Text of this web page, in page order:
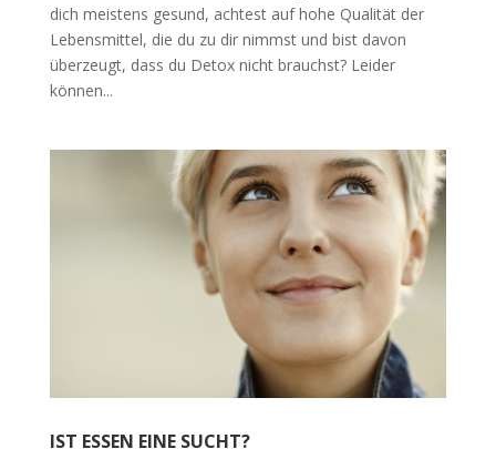
dich meistens gesund, achtest auf hohe Qualität der
Lebensmittel, die du zu dir nimmst und bist davon
überzeugt, dass du Detox nicht brauchst? Leider
können...
IST ESSEN EINE SUCHT?